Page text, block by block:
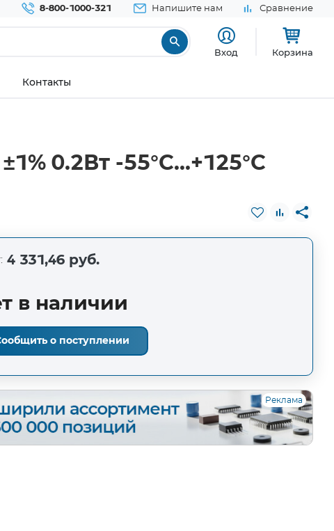
8-800-1000-321 Напишите нам Сравнение
Вход Корзина
Контакты
0.2Вт -55°С...+125°С
4 331,46 руб.
в наличии
о поступлении
Реклама